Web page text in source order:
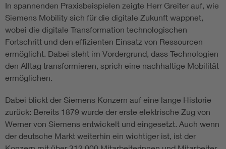
In spannenden Praxisbeispielen zeigte Herr Greiter auf, wie
Siemens Mobility sich für die digitale Zukunft wappnet,
wobei die digitale Transformation technologischen
Fortschritt und den effizienten Einsatz von Ressourcen
ermöglicht. Dabei steht im Vordergrund, dass Technologien
den Alltag transformieren, sprich eine nachhaltige Mobilität
ermöglichen.
Dabei blickt der Siemens Konzern auf eine lange Historie
zurück: Bereits 1879 wurde der erste elektrische Zug von
Werner von Siemens entwickelt und eingesetzt. Auch wenn
der deutsche Markt weiterhin ein wichtiger ist, ist der